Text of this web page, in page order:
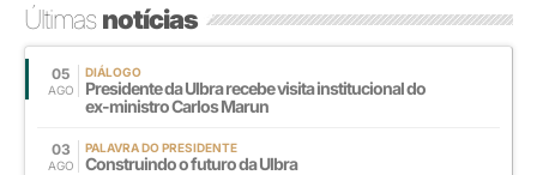
Últimasnotícias
05
AGO
DIÁLOGO
Presidente da Ulbra recebe visita institucional do
ex-ministro Carlos Marun
03
AGO
PALAVRA DO PRESIDENTE
Construindo o futuro da Ulbra